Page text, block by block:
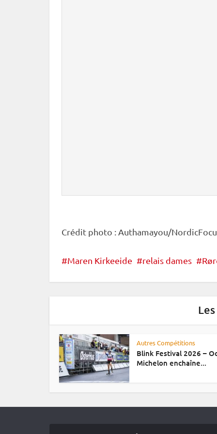
Crédit photo : Authamayou/
Maren Kirkeeide relais dames
Autres Compétitions
Blink Festival 2026 –
Michelon enchaîne...